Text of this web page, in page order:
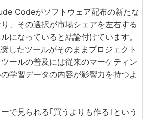
Codeがソフトウェア配布の新たな
、その選択が市場シェアを左右する
になっていると結論付けています。
したツールがそのままプロジェクト
ールの普及には従来のマーケティン
学習データの内容が影響力を持つよ
で見られる｢買うよりも作る｣という